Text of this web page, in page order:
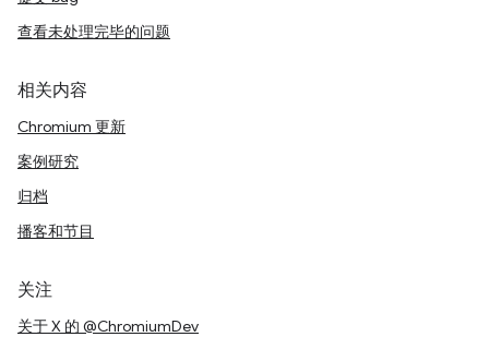
查看未处理完毕的问题
相关内容
Chromium 更新
案例研究
归档
播客和节目
关注
关于 X 的 @ChromiumDev